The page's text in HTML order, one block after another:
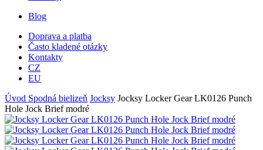
Blog
Doprava a platba
Často kladené otázky
Kontakty
CZ
EU
Úvod Spodná bielizeň Jocksy Jocksy Locker Gear LK0126 Punch
Hole Jock Brief modré